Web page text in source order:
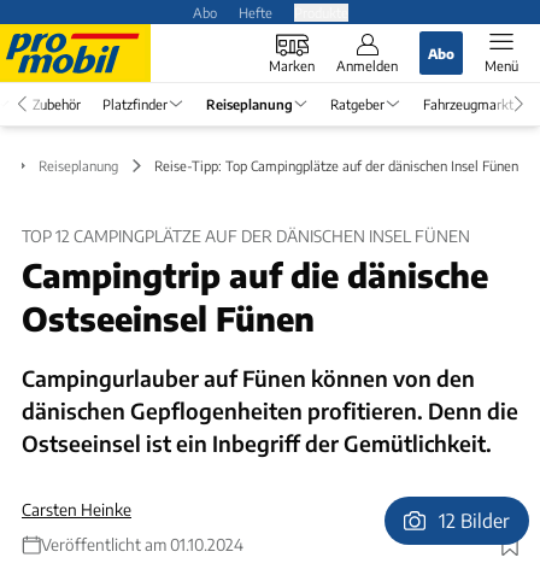
Abo Hefte
Marken Anmelden
Abo
Menü
Zubehör Platzfinder Reiseplanung Ratgeber Fahrzeugmarkt
Reiseplanung Reise-Tipp: Top Campingplätze auf der dänischen Insel Fünen
TOP 12 CAMPINGPLÄTZE AUF DER DÄNISCHEN INSEL FÜNEN
Campingtrip auf die dänische
Ostseeinsel Fünen
Campingurlauber auf Fünen können von den
dänischen Gepflogenheiten profitieren. Denn die
Ostseeinsel ist ein Inbegriff der Gemütlichkeit.
Carsten Heinke
Veröffentlicht am 01.10.2024
Foto: Campingplatzbetreiber
12 Bilder